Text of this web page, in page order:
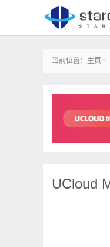
当前位置： 主页 >
UCloud